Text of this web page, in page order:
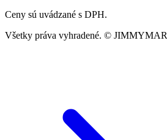
Ceny sú uvádzané s DPH.
Všetky práva vyhradené. ©